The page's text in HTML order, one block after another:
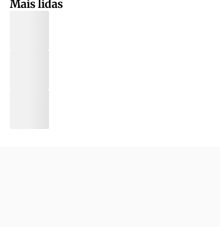
Mais lidas